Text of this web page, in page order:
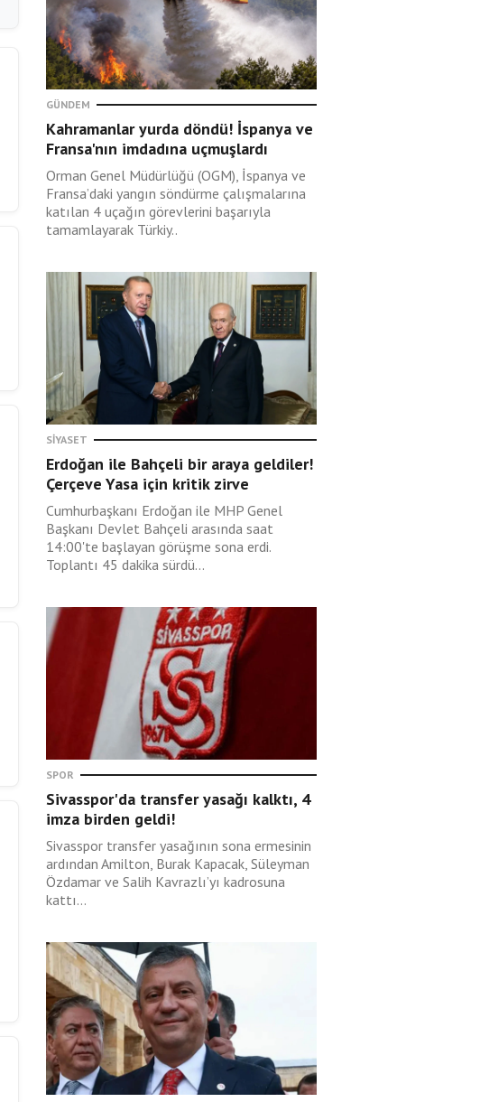
GÜNDEM
Kahramanlar yurda döndü! İspanya ve
Fransa'nın imdadına uçmuşlardı
Orman Genel Müdürlüğü (OGM), İspanya ve
Fransa’daki yangın söndürme çalışmalarına
katılan 4 uçağın görevlerini başarıyla
tamamlayarak Türkiy..
SIYASET
Erdoğan ile Bahçeli bir araya geldiler!
Çerçeve Yasa için kritik zirve
Cumhurbaşkanı Erdoğan ile MHP Genel
Başkanı Devlet Bahçeli arasında saat
14:00'te başlayan görüşme sona erdi.
Toplantı 45 dakika sürdü...
SPOR
Sivasspor'da transfer yasağı kalktı, 4
imza birden geldi!
Sivasspor transfer yasağının sona ermesinin
ardından Amilton, Burak Kapacak, Süleyman
Özdamar ve Salih Kavrazlı’yı kadrosuna
kattı...